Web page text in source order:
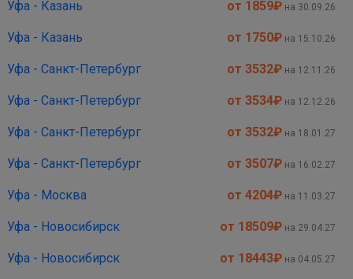
Уфа - Казань от 1859₽ на 30.09.26
Уфа - Казань от 1750₽ на 15.10.26
Уфа - Санкт-Петербург от 3532₽ на 12.11.26
Уфа - Санкт-Петербург от 3534₽ на 12.12.26
Уфа - Санкт-Петербург от 3532₽ на 18.01.27
Уфа - Санкт-Петербург от 3507₽ на 16.02.27
Уфа - Москва от 4204₽ на 11.03.27
Уфа - Новосибирск от 18509₽ на 29.04.27
Уфа - Новосибирск от 18443₽ на 04.05.27